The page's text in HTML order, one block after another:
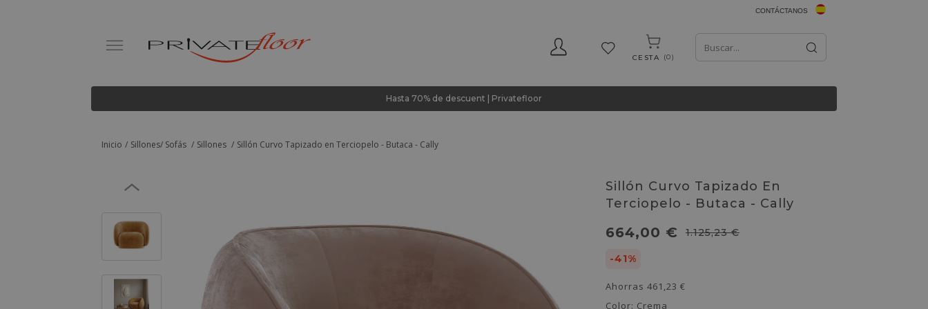
CONTÁCTANOS
CESTA 0
Hasta 70% de descuent | Privatefloor
Inicio Sillones/ Sofás Sillones Sillón Curvo Tapizado en Terciopelo - Butaca - Cally
Sillón Curvo Tapizado En
Terciopelo - Butaca - Cally
664,00 € 1.125,23 €
-41%
Ahorras 461,23 €
Color: Crema